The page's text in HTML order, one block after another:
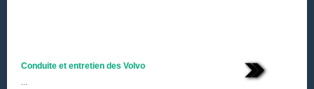
Conduite et entretien des Volvo
...